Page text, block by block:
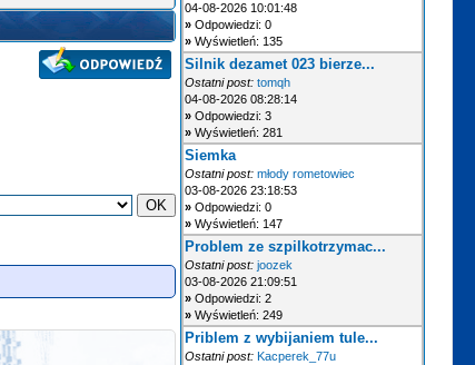
04-08-2026 10:01:48
»Odpowiedzi: 0
»Wyświetleń: 135
Silnik dezamet 023 bierze...
Ostatni post: tomqh
04-08-2026 08:28:14
»Odpowiedzi: 3
»Wyświetleń: 281
Siemka
Ostatni post: młody rometowiec
03-08-2026 23:18:53
»Odpowiedzi: 0
»Wyświetleń: 147
Problem ze szpilkotrzymac...
Ostatni post: joozek
03-08-2026 21:09:51
»Odpowiedzi: 2
»Wyświetleń: 249
Priblem z wybijaniem tule...
Ostatni post: Kacperek_77u